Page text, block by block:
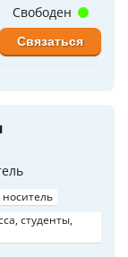
Свободен
Связаться
носитель
студенты,